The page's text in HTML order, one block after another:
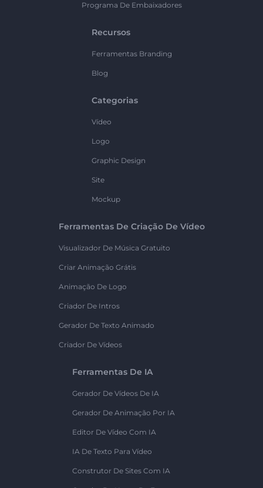
Programa De Embaixadores
Recursos
Ferramentas Branding
Blog
Categorias
Vídeo
Logo
Graphic Design
Site
Mockup
Ferramentas De Criação De Vídeo
Visualizador De Música Gratuito
Criar Animação Grátis
Animação De Logo
Criador De Intros
Gerador De Texto Animado
Criador De Vídeos
Ferramentas De IA
Gerador De Vídeos De IA
Gerador De Animação Por IA
Editor De Vídeo Com IA
IA De Texto Para Vídeo
Construtor De Sites Com IA